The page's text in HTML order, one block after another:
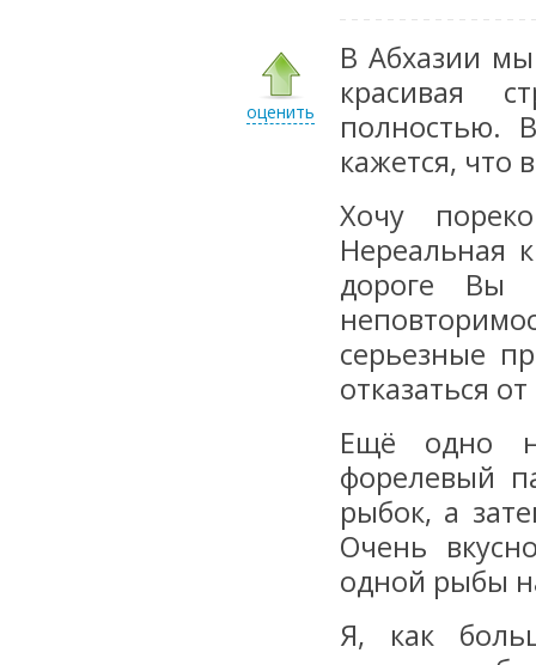
оценить
В Абхазии
красивая
полностью.
кажется, что
Хочу
Нереальная
дороге Вы
серьезные
отказаться
Ещё одно
форелевый
рыбок, а
Очень
одной рыбы
Я, как